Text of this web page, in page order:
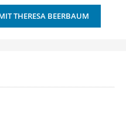
THERESA BEERBAUM